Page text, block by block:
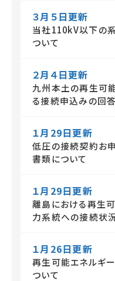
３月５日更新
当社110kV以下の
ついて
２月４日更新
九州本土の再生可
る接続申込みの回
１月29日更新
低圧の接続契約お
書類について
１月29日更新
離島における再生
力系統への接続状
１月26日更新
再生可能エネルギ
ついて